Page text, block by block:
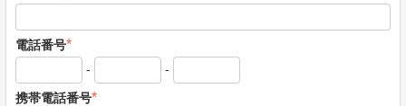
電話番号*
- -
携帯電話番号*